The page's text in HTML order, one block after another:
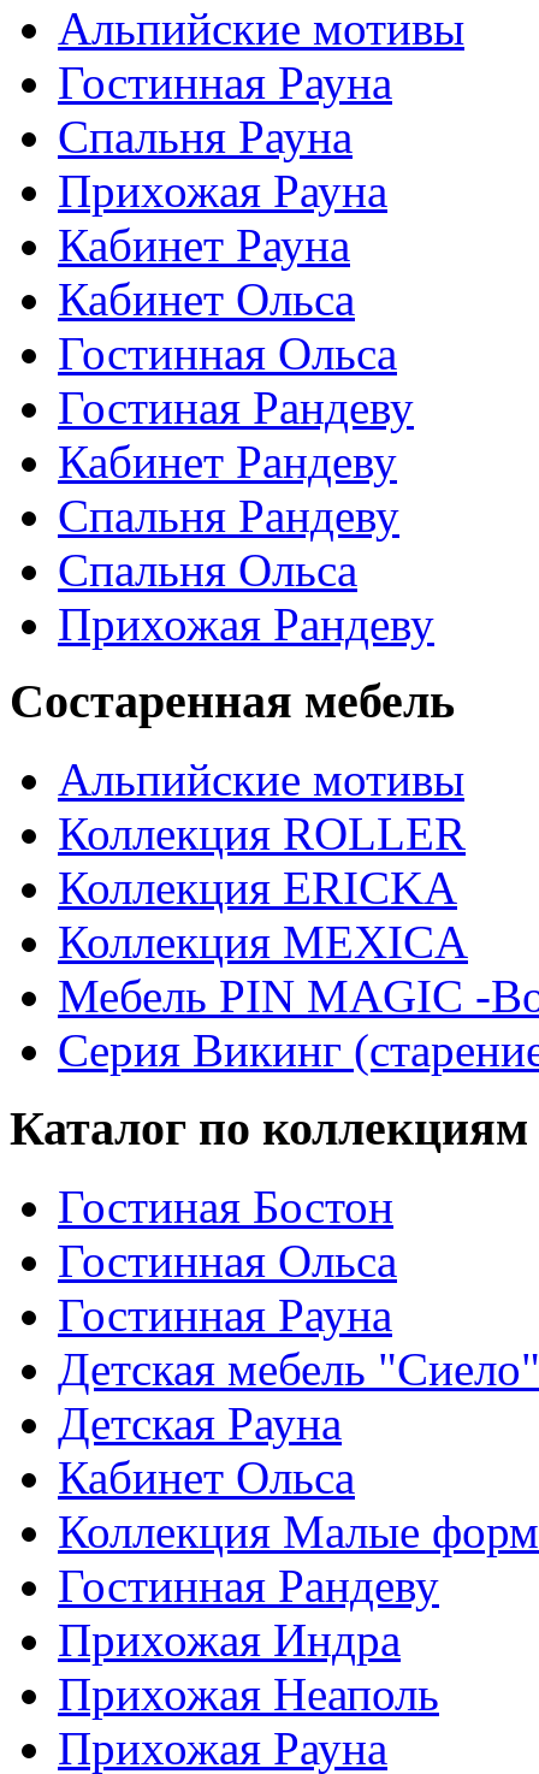
Альпийские мотивы
Гостинная Рауна
Спальня Рауна
Прихожая Рауна
Кабинет Рауна
Кабинет Ольса
Гостинная Ольса
Гостиная Рандеву
Кабинет Рандеву
Спальня Рандеву
Спальня Ольса
Прихожая Рандеву
Состаренная мебель
Альпийские мотивы
Коллекция ROLLER
Коллекция ERICKA
Коллекция MEXICA
Мебель PIN MAGIС -
Серия Викинг
Каталог по коллекциям
Гостиная Бостон
Гостинная Ольса
Гостинная Рауна
Детская мебель "Сиело"
Детская Рауна
Кабинет Ольса
Коллекция Малые
Гостинная Рандеву
Прихожая Индра
Прихожая Неаполь
Прихожая Рауна